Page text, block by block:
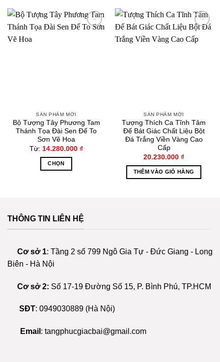
SẢN PHẨM MỚI
Bộ Tượng Tây Phương Tam
Thánh Tọa Đài Sen Đế To
Sơn Vẽ Hoa
Từ: 14.280.000 ₫
CHỌN
nhiều
Các
tùy
thể
chọn
trang
Thêm
vào
SẢN PHẨM MỚI
Tượng Thích Ca Tĩnh Tâm
Đế Bát Giác Chất Liệu Bột
Đá Trắng Viền Vàng Cao
Cấp
20.230.000 ₫
THÊM VÀO GIỎ HÀNG
THÔNG TIN LIÊN HỆ
Cơ sở 1: Tầng 2 số 799 Ngô Gia Tự - Đức Giang - Long
Biên - Hà Nội
Cơ sở 2: Số 17-19 Đường Số 15, P. Bình Phú, TP.HCM
SĐT: 0949030889 (Hà Nội)
Email : tangphucgiacbai@gmail.com